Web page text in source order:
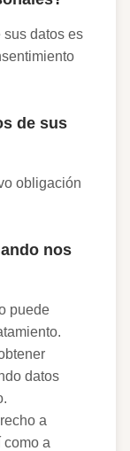
sus datos es
de sus
obligación
nos
puede
datos
a
como a